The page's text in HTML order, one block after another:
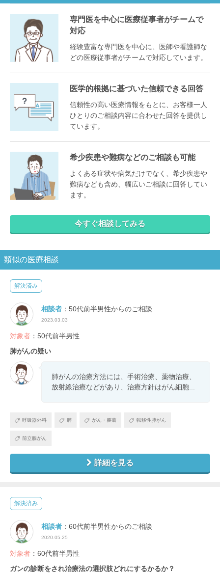
専門医を中心に医療従事者がチームで
対応
経験豊富な専門医を中心に、医師や看護師な
どの医療従事者がチームで対応しています。
医学的根拠に基づいた信頼できる回答
信頼性の高い医療情報をもとに、お客様一人
ひとりのご相談内容に合わせた回答を提供し
ています。
希少疾患や難病などのご相談も可能
よくある症状や病気だけでなく、希少疾患や
難病なども含め、幅広いご相談に回答してい
ます。
今すぐ相談してみる
類似の医療相談
解決済み
相談者 ：50代前半男性からのご相談
2023.03.03
対象者 ：50代前半男性
肺がんの疑い
肺がんの治療方法には、手術治療、薬物治療、
放射線治療などがあり、治療方針はがん細胞...
呼吸器外科 肺 がん・腫瘍 転移性肺がん
前立腺がん
詳細を見る
解決済み
相談者 ：60代前半男性からのご相談
2020.05.25
対象者 ：60代前半男性
ガンの診断をされ治療法の選択肢どれにするかるか？